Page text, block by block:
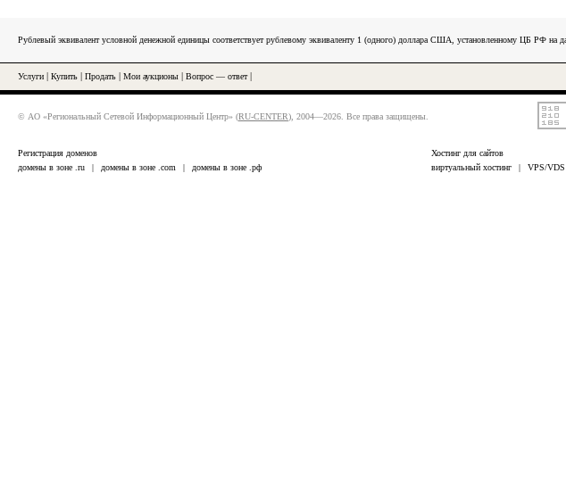
Рублевый эквивалент условной денежной единицы соответствует рублевому эквиваленту 1 (одного) доллара США, установленному ЦБ РФ
Услуги Купить Продать Мои аукционы Вопрос — ответ|
© АО «Региональный Сетевой Информационный Центр» (RU-CENTER), 2004—2026. Все права защищены.
Регистрация доменов
домены в зоне .ru
| домены в зоне .com | домены в зоне .рф
Хостинг для сайтов
виртуальный хостинг
| VPS/VDS